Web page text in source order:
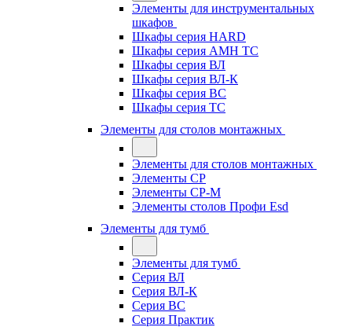
Элементы для инструментальных
шкафов
Шкафы серия HARD
Шкафы серия АМН ТС
Шкафы серия ВЛ
Шкафы серия ВЛ-К
Шкафы серия ВС
Шкафы серия ТС
Элементы для столов монтажных
Элементы для столов монтажных
Элементы СР
Элементы СР-М
Элементы столов Профи Esd
Элементы для тумб
Элементы для тумб
Серия ВЛ
Серия ВЛ-К
Серия ВС
Серия Практик